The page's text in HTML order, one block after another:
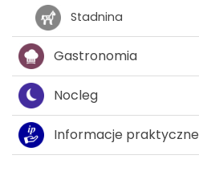
Stadnina
Gastronomia
Nocleg
Informacje praktyczne